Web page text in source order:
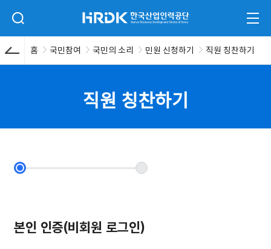
검색 입력폼 열기 HRDK 한국산업인력공단 전체
홈 국민참여 국민의 소리 민원 신청하기 직원 칭찬하기
직원 칭찬하기